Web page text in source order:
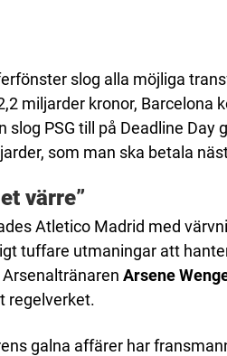
slog alla möjliga
miljarder kronor, Barcelona
slog PSG till på Deadline Day
som man ska betala
värre”
Atletico Madrid med
tuffare utmaningar att
Arsenaltränaren Arsene
regelverket.
galna affärer har